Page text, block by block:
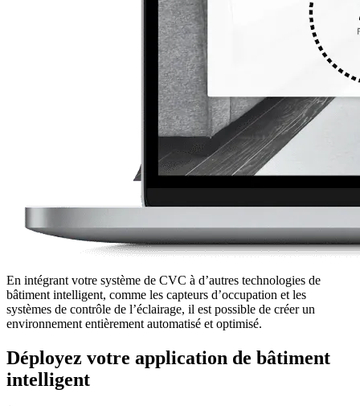
En intégrant votre système de CVC à d’autres technologies de
bâtiment intelligent, comme les capteurs d’occupation et les
systèmes de contrôle de l’éclairage, il est possible de créer un
environnement entièrement automatisé et optimisé.
Déployez votre application de bâtiment
intelligent